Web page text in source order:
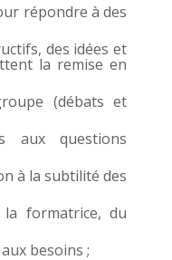
répondre à des
des idées et
la remise en
(débats et
aux questions
à la subtilité des
formatrice, du
besoins ;